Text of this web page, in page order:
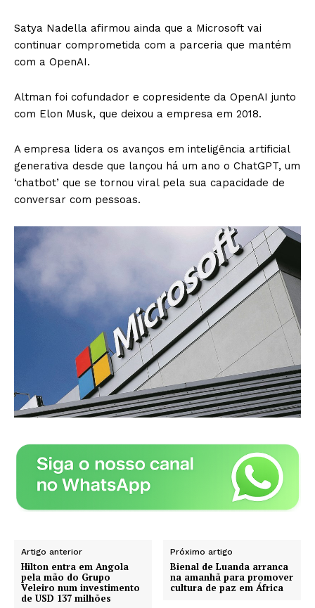
Satya Nadella afirmou ainda que a Microsoft vai
continuar comprometida com a parceria que mantém
com a OpenAI.
Altman foi cofundador e copresidente da OpenAI junto
com Elon Musk, que deixou a empresa em 2018.
A empresa lidera os avanços em inteligência artificial
generativa desde que lançou há um ano o ChatGPT, um
‘chatbot’ que se tornou viral pela sua capacidade de
conversar com pessoas.
Artigo anterior
Hilton entra em Angola
pela mão do Grupo
Veleiro num investimento
de USD 137 milhões
Próximo artigo
Bienal de Luanda arranca
na amanhã para promover
cultura de paz em África